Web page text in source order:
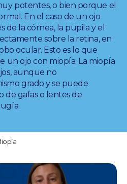
potentes, o bien porque el
En el caso de un ojo
de la córnea, la pupila y el
sobre la retina, en
ocular. Esto es lo que
un ojo con miopía. La miopía
aunque no
grado y se puede
de gafas o lentes de